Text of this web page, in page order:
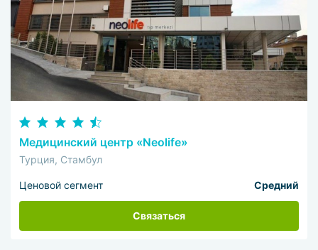
Медицинский центр «Neolife»
Турция, Стамбул
Ценовой сегмент Средний
Связаться